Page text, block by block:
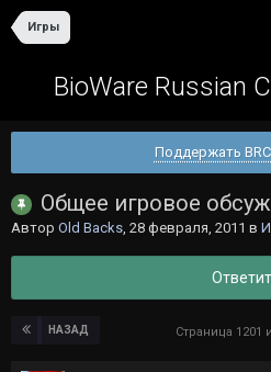
Игры
BioWare Russian
Поддержать
Общее игровое
Автор Old Backs, 28 февраля, 2011 в
НАЗАД Страница 1201